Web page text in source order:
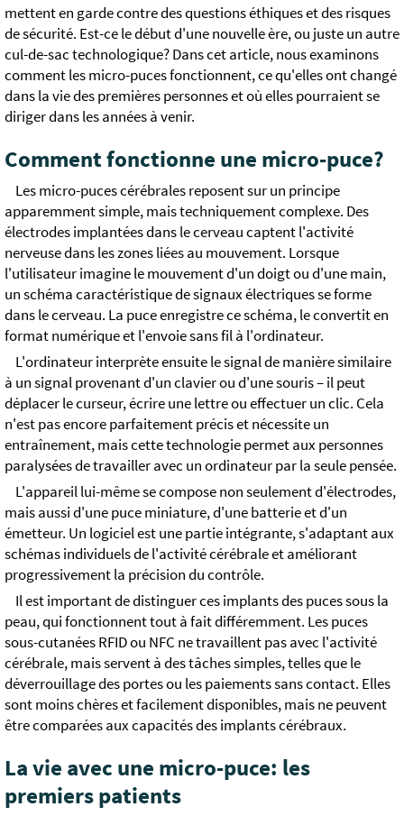
mettent en garde contre des questions éthiques et des risques
de sécurité. Est-ce le début d'une nouvelle ère, ou juste un autre
cul-de-sac technologique? Dans cet article, nous examinons
comment les micro-puces fonctionnent, ce qu'elles ont changé
dans la vie des premières personnes et où elles pourraient se
diriger dans les années à venir.
Comment fonctionne une micro-puce?
Les micro-puces cérébrales reposent sur un principe
apparemment simple, mais techniquement complexe. Des
électrodes implantées dans le cerveau captent l'activité
nerveuse dans les zones liées au mouvement. Lorsque
l'utilisateur imagine le mouvement d'un doigt ou d'une main,
un schéma caractéristique de signaux électriques se forme
dans le cerveau. La puce enregistre ce schéma, le convertit en
format numérique et l'envoie sans fil à l'ordinateur.
L'ordinateur interprète ensuite le signal de manière similaire
à un signal provenant d'un clavier ou d'une souris – il peut
déplacer le curseur, écrire une lettre ou effectuer un clic. Cela
n'est pas encore parfaitement précis et nécessite un
entraînement, mais cette technologie permet aux personnes
paralysées de travailler avec un ordinateur par la seule pensée.
L'appareil lui-même se compose non seulement d'électrodes,
mais aussi d'une puce miniature, d'une batterie et d'un
émetteur. Un logiciel est une partie intégrante, s'adaptant aux
schémas individuels de l'activité cérébrale et améliorant
progressivement la précision du contrôle.
Il est important de distinguer ces implants des puces sous la
peau, qui fonctionnent tout à fait différemment. Les puces
sous-cutanées RFID ou NFC ne travaillent pas avec l'activité
cérébrale, mais servent à des tâches simples, telles que le
déverrouillage des portes ou les paiements sans contact. Elles
sont moins chères et facilement disponibles, mais ne peuvent
être comparées aux capacités des implants cérébraux.
La vie avec une micro-puce: les
premiers patients